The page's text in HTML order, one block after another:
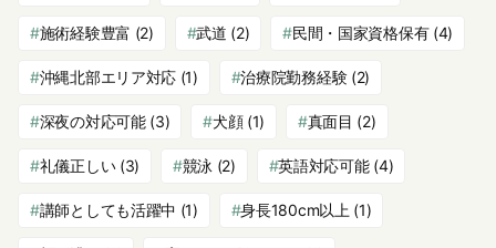
施術経験豊富 (2) 武道 (2) 民間・国家資格保有(4)
沖縄北部エリア対応 (1) 治療院勤務経験(2)
深夜の対応可能(3) 犬顔(1) 真面目 (2)
礼儀正しい(3) 競泳 (2) 英語対応可能(4)
講師としても活躍中 (1) 身長180cm以上 (1)